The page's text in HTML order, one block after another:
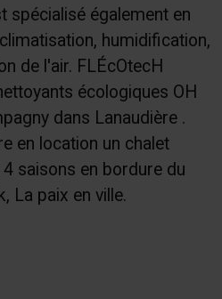
spécialisé également en
humidification,
de l'air. FLÉcOtecH
écologiques OH
dans Lanaudière .
en location un chalet
saisons en bordure du
La paix en ville.